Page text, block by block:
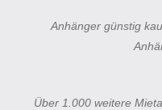
Anhänger günstig
Über 1.000 weitere